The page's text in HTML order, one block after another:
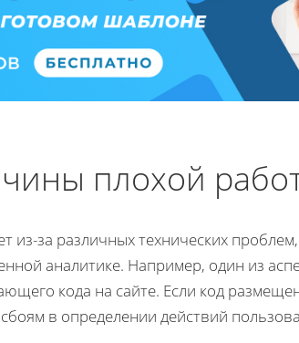
плохой
из-за различных технических
аналитике. Например, один из
кода на сайте. Если код
в определении действий